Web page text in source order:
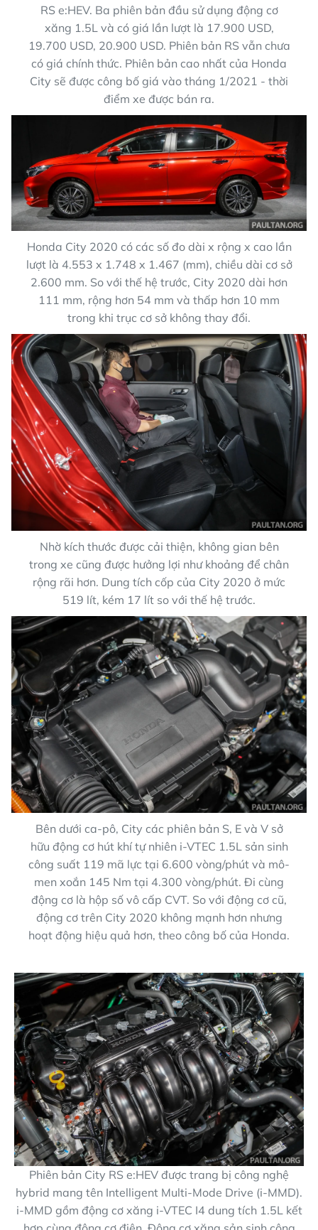
RS e:HEV. Ba phiên bản đầu sử dụng động cơ
xăng 1.5L và có giá lần lượt là 17.900 USD,
19.700 USD, 20.900 USD. Phiên bản RS vẫn chưa
có giá chính thức. Phiên bản cao nhất của Honda
City sẽ được công bố giá vào tháng 1/2021 - thời
điểm xe được bán ra.
Honda City 2020 có các số đo dài x rộng x cao lần
lượt là 4.553 x 1.748 x 1.467 (mm), chiều dài cơ sở
2.600 mm. So với thế hệ trước, City 2020 dài hơn
111 mm, rộng hơn 54 mm và thấp hơn 10 mm
trong khi trục cơ sở không thay đổi.
Nhờ kích thước được cải thiện, không gian bên
trong xe cũng được hưởng lợi như khoảng để chân
rộng rãi hơn. Dung tích cốp của City 2020 ở mức
519 lít, kém 17 lít so với thế hệ trước.
Bên dưới ca-pô, City các phiên bản S, E và V sở
hữu động cơ hút khí tự nhiên i-VTEC 1.5L sản sinh
công suất 119 mã lực tại 6.600 vòng/phút và mô-
men xoắn 145 Nm tại 4.300 vòng/phút. Đi cùng
động cơ là hộp số vô cấp CVT. So với động cơ cũ,
động cơ trên City 2020 không mạnh hơn nhưng
hoạt động hiệu quả hơn, theo công bố của Honda.
Phiên bản City RS e:HEV được trang bị công nghệ
hybrid mang tên Intelligent Multi-Mode Drive (i-MMD).
i-MMD gồm động cơ xăng i-VTEC I4 dung tích 1.5L kết